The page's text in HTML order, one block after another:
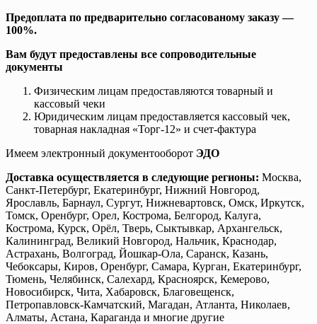
Предоплата по предварительно согласованому заказу —
100%.
Вам будут предоставлены все сопроводительные
документы
Физическим лицам предоставляются товарный и
кассовый чеки
Юридическим лицам предоставляется кассовый чек,
товарная накладная «Торг-12» и счет-фактура
Имеем электронный документооборот ЭДО
Доставка осуществляется в следующие регионы: Москва,
Санкт-Петербург, Екатеринбург, Нижний Новгород,
Ярославль, Барнаул, Сургут, Нижневартовск, Омск, Иркутск,
Томск, Оренбург, Орел, Кострома, Белгород, Калуга,
Кострома, Курск, Орёл, Тверь, Сыктывкар, Архангельск,
Калининград, Великий Новгород, Нальчик, Краснодар,
Астрахань, Волгоград, Йошкар-Ола, Саранск, Казань,
Чебоксары, Киров, Оренбург, Самара, Курган, Екатеринбург,
Тюмень, Челябинск, Салехард, Красноярск, Кемерово,
Новосибирск, Чита, Хабаровск, Благовещенск,
Петропавловск-Камчатский, Магадан, Атланта, Николаев,
Алматы, Астана, Караганда и многие другие